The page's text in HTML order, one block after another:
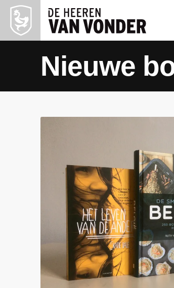
Nieuwe